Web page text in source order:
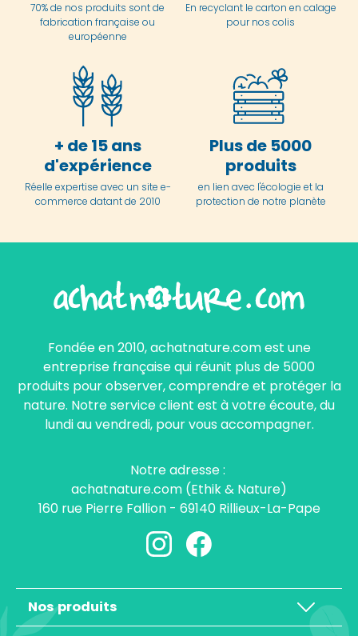
70% de nos produits sont de
fabrication française ou
européenne
En recyclant le carton en calage
pour nos colis
+ de 15 ans
d'expérience
Réelle expertise avec un site e-
commerce datant de 2010
Plus de 5000
produits
en lien avec l'écologie et la
protection de notre planète
Fondée en 2010, achatnature.com est une
entreprise française qui réunit plus de 5000
produits pour observer, comprendre et protéger la
nature. Notre service client est à votre écoute, du
lundi au vendredi, pour vous accompagner.
Notre adresse :
achatnature.com (Ethik & Nature)
160 rue Pierre Fallion - 69140 Rillieux-La-Pape
Nos produits